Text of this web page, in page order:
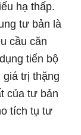
hạ thấp.
tư bản là
cầu căn
tiến bộ
trị thặng
của tư bản
tích tụ tư